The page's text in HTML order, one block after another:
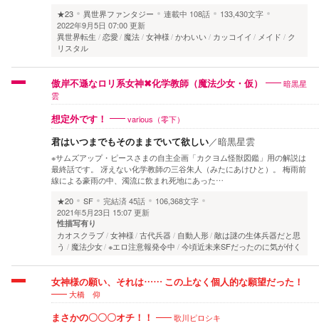
★23 異世界ファンタジー 連載中 108話
133,430文字
2022年9月5日 07:00 更新
異世界転生
恋愛 魔法 女神様 かわいい カッコイイ メイド
ク
リスタル
傲岸不遜なロリ系女神✖化学教師（魔法少女・仮）
暗黒星
雲
想定外です！ various（零下）
君はいつまでもそのままでいて欲しい／暗黒星雲
※サムズアップ・ピースさまの自主企画「カクヨム怪獣図鑑」用の解説は
最終話です。 冴えない化学教師の三谷朱人（みたにあけひと）。 梅雨前
線による豪雨の中、濁流に飲まれ死地にあった…
★20
SF 完結済45話
106,368文字
2021年5月23日 15:07 更新
性描写有り
カオスクラブ 女神様 古代兵器 自動人形 敵は謎の生体兵器だと思
う
魔法少女 ※エロ注意報発令中 今頃近未来SFだったのに気が付く
女神様の願い、それは…… この上なく個人的な願望だった！
大橋 仰
まさかの〇〇〇オチ！！ 歌川ピロシキ